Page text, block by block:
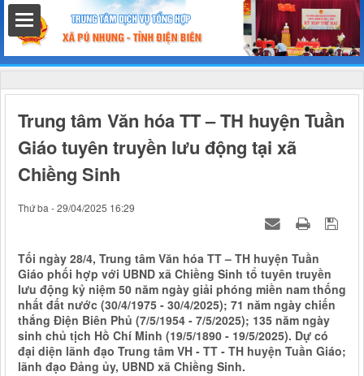
chính
Trung tâm Văn hóa TT – TH huyện Tuần
Giáo tuyên truyền lưu động tại xã
Chiềng Sinh
Thứ ba - 29/04/2025 16:29
Tối ngày 28/4, Trung tâm Văn hóa TT – TH huyện Tuần
Giáo phối hợp với UBND xã Chiềng Sinh tổ tuyên truyền
lưu động kỷ niệm 50 năm ngày giải phóng miền nam thống
nhất đất nước (30/4/1975 - 30/4/2025); 71 năm ngày chiến
thắng Điện Biên Phủ (7/5/1954 - 7/5/2025); 135 năm ngày
sinh chủ tịch Hồ Chí Minh (19/5/1890 - 19/5/2025). Dự có
đại diện lãnh đạo Trung tâm VH - TT - TH huyện Tuần Giáo;
lãnh đạo Đảng ủy, UBND xã Chiềng Sinh.